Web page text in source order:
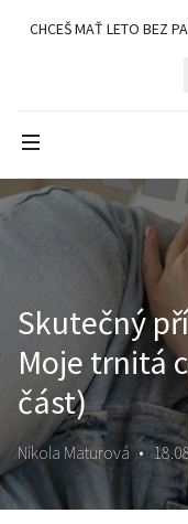
CHCEŠ MAŤ LETO BEZ
Skutečný
Moje trnitá
část)
Nikola Maturová •